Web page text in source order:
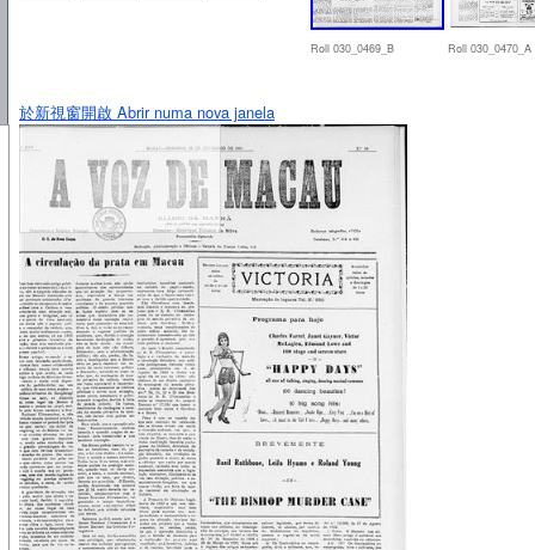
Roll 030_0469_B Roll 030_0470_A
於新視窗開啟 Abrir numa nova janela